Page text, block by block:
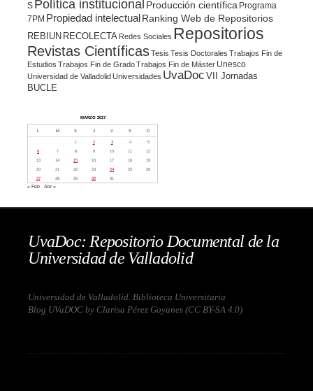
S Política institucional Producción científica Programa
7PM Propiedad intelectualRanking Web de Repositorios
REBIUN RECOLECTA Redes Sociales Repositorios
Revistas CientíficasTesis Tesis Doctorales Trabajos Fin de
Estudios Trabajos Fin de GradoTrabajos Fin de Máster Unesco
Universidad de Valladolid Universidades UvaDoc VII Jornadas
BUCLE
MARZO 2017
L M X J V S D
1 2 3 4
5
6
7 8 9 10 11
12
13
14 15 16 17 18
19
20
21 22 23 24 25
26
27
28 29 30 31
« Feb Abr »
UvaDoc: Repositorio Documental de la
Universidad de Valladolid
Universidad de Valladolid. Biblioteca Universitaria
Blog UVaDOC by Clarisa Pérez Goyanes (CC BY-SA 4.0)